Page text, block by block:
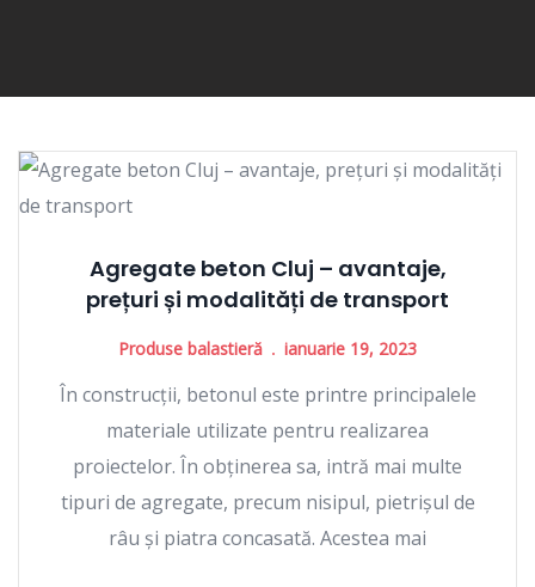
Agregate beton Cluj – avantaje,
prețuri și modalități de transport
Produse balastieră ianuarie 19, 2023
În construcții, betonul este printre principalele
materiale utilizate pentru realizarea
proiectelor. În obținerea sa, intră mai multe
tipuri de agregate, precum nisipul, pietrișul de
râu și piatra concasată. Acestea mai